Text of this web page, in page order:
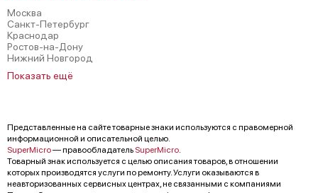
Москва
Санкт-Петербург
Краснодар
Ростов-на-Дону
Нижний Новгород
Показать ещё
Представленные на сайте товарные знаки используются с правомерной
информационной и описательной целью.
SuperMicro— правообладатель SuperMicro.
Товарный знак используется с целью описания товаров, в отношении
которых производятся услуги по ремонту. Услуги оказываются в
неавторизованных сервисных центрах, не связанными с компаниями